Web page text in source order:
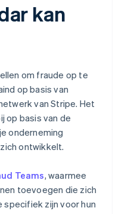
kan
om fraude op te
op basis van
van Stripe. Het
op basis van de
onderneming
ontwikkelt.
Teams, waarmee
toevoegen die zich
zijn voor hun